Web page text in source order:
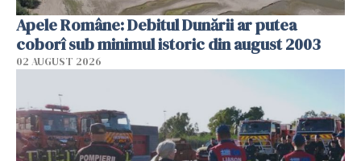
Apele Române: Debitul Dunării ar putea
coborî sub minimul istoric din august 2003
02 AUGUST 2026